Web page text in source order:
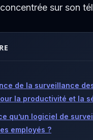
de la surveillance
la productivité et la
qu’un logiciel de
employés ?